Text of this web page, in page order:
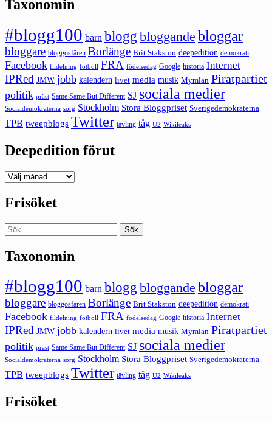
Taxonomin
#blogg100 barn blogg bloggande bloggar
bloggare bloggosfären Borlänge Brit Stakston deepedition demokrati
Facebook fildelning fotboll FRA födelsedag Google historia Internet
IPRed JMW jobb kalendern livet media musik Mymlan Piratpartiet
politik präst Same Same But Different SJ sociala medier
Socialdemokraterna sorg Stockholm Stora Bloggpriset Sverigedemokraterna
TPB tweepblogs Twitter tävling tåg U2 Wikileaks
Deepedition förut
Deepedition
Frisöket
Sök
efter:
Taxonomin
#blogg100 barn blogg bloggande bloggar
bloggare bloggosfären Borlänge Brit Stakston deepedition demokrati
Facebook fildelning fotboll FRA födelsedag Google historia Internet
IPRed JMW jobb kalendern livet media musik Mymlan Piratpartiet
politik präst Same Same But Different SJ sociala medier
Socialdemokraterna sorg Stockholm Stora Bloggpriset Sverigedemokraterna
TPB tweepblogs Twitter tävling tåg U2 Wikileaks
Frisöket